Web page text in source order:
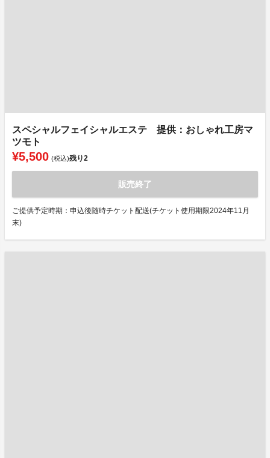
スペシャルフェイシャルエステ 提供：おしゃれ工房マ
ツモト
¥5,500 (税込)残り2
販売終了
ご提供予定時期：申込後随時チケット配送(チケット使用期限2024年11月
末)